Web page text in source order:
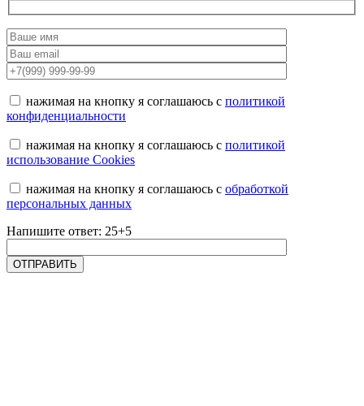
нажимая на кнопку я соглашаюсь с политикой
конфиденциальности
нажимая на кнопку я соглашаюсь с политикой
использование Cookies
нажимая на кнопку я соглашаюсь с обработкой
персональных данных
Напишите ответ: 25+5